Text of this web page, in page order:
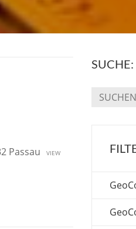
Passau VIEW
SUCHE: